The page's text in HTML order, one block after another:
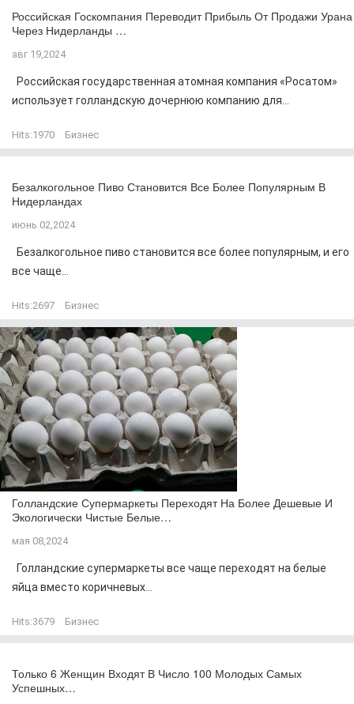
Российская Госкомпания Переводит Прибыль От Продажи Урана
Через Нидерланды …
авг 19,2024
Российская государственная атомная компания «Росатом»
использует голландскую дочернюю компанию для...
Hits:1970 Бизнес
Безалкогольное Пиво Становится Все Более Популярным В
Нидерландах
июнь 02,2024
Безалкогольное пиво становится все более популярным, и его
все чаще...
Hits:2697 Бизнес
Голландские Супермаркеты Переходят На Более Дешевые И
Экологически Чистые Белые…
мая 08,2024
Голландские супермаркеты все чаще переходят на белые
яйца вместо коричневых...
Hits:3679 Бизнес
Только 6 Женщин Входят В Число 100 Молодых Самых
Успешных…